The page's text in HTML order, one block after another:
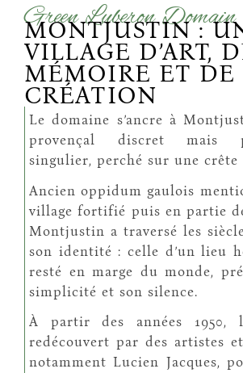
Green Luberon Domain
MONTJUSTIN :
VILLAGE D’ART,
MÉMOIRE ET DE
CRÉATION
Le domaine s’ancre à
provençal discret mais
singulier, perché sur une crête
Ancien oppidum gaulois
village fortifié puis en partie
Montjustin a traversé les
son identité : celle d’un lieu
resté en marge du monde,
simplicité et son silence.
À partir des années 1950,
redécouvert par des artistes
notamment Lucien Jacques,